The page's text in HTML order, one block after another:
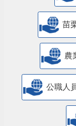
苗
農
公職人